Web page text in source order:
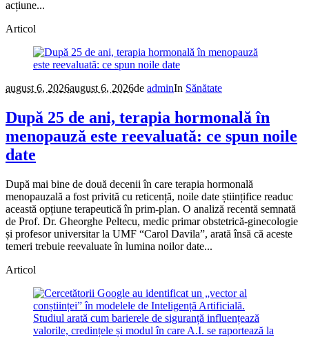
acțiune...
Articol
august 6, 2026august 6, 2026de adminIn Sănătate
După 25 de ani, terapia hormonală în
menopauză este reevaluată: ce spun noile
date
După mai bine de două decenii în care terapia hormonală
menopauzală a fost privită cu reticență, noile date științifice readuc
această opțiune terapeutică în prim-plan. O analiză recentă semnată
de Prof. Dr. Gheorghe Peltecu, medic primar obstetrică-ginecologie
și profesor universitar la UMF “Carol Davila”, arată însă că aceste
temeri trebuie reevaluate în lumina noilor date...
Articol